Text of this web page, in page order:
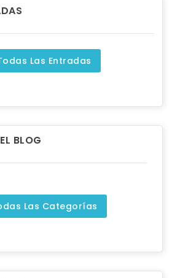
Las Entradas
BLOG
Las Categorías